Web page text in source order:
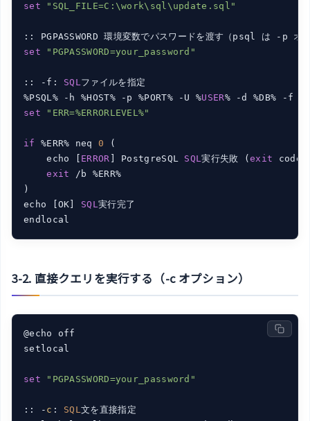
set
"SQL_FILE=C:\work\sql\update.sql"
set "PGPASSWORD=your_password"
:: -f: SQLファイルを指定
%PSQL% -h %HOST% -p %PORT% -U %USER% -d %DB% -f
set
"ERR=%ERRORLEVEL%"
if %ERR% neq 0 (
    echo [
ERROR ] PostgreSQL SQL実行失敗 (exit code:
exit /b %ERR%
)
echo [OK] SQL実行完了
3-2. 直接クエリを実行する（-c オプション）
@echo off
setlocal
set "PGPASSWORD=your_password"
:: - c : SQL文を直接指定